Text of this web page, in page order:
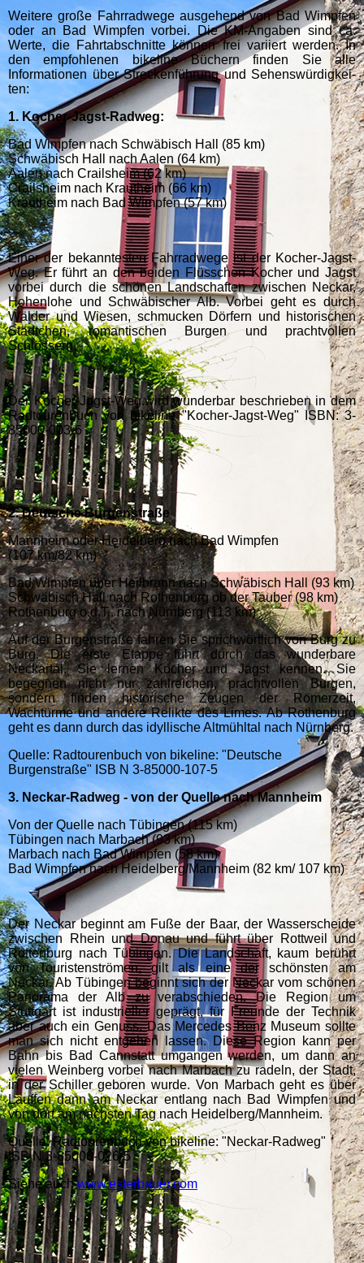
Weitere große Fahrradwege ausgehend von Bad Wimpfen
oder an Bad Wimpfen vorbei. Die KM-Angaben sind ca.
Werte, die Fahrtabschnitte können frei va­ri­iert werden. In
den empfohlenen bikeline Büchern finden Sie alle
Informationen über Streck­en­führ­ung und Sehens­würd­ig­kei­
ten:
1. Kocher-Jagst-Radweg:
Bad Wimpfen nach Schwäbisch Hall (85 km)
Schwäbisch Hall nach Aalen (64 km)
Aalen nach Crailsheim (62 km)
Crailsheim nach Krautheim (66 km)
Krautheim nach Bad Wimpfen (57 km)
Einer der bekanntesten Fahrradwege ist der Kocher-Jagst-
Weg. Er führt an den beiden Flüsschen Kocher und Jagst
vorbei durch die schönen Landschaften zwischen Neckar,
Hohenlohe und Schwäbischer Alb. Vorbei geht es durch
Wälder und Wiesen, schmucken Dörfern und historischen
Städtchen, romantischen Burgen und prachtvollen
Schlössern.
Der Kocher-Jagst-Weg.wird wunderbar beschrieben in dem
Radtourenbuch von bikeline "Kocher-Jagst-Weg" ISBN: 3-
85000-003-6
2. Deutsche Burgenstraße
Mannheim oder Heidelberg nach Bad Wimp­fen
(107 km/82 km)
Bad Wimpfen über Heilbronn nach Schwä­­bisch Hall (93 km)
Schwä­­bisch Hall nach Rothenburg ob der Tauber (98 km)
Roth­en­burg o.d.T.. nach Nürnberg (113 km)
Auf der Burgenstraße fahren Sie sprichwörtlich von Burg zu
Burg. Die erste Etappe führt durch das wunderbare
Neckartal. Sie lernen Kocher und Jagst kennen. Sie
begegnen nicht nur zahlreichen, prachtvollen Burgen,
sondern finden historische Zeugen der Römerzeit,
Wachtürme und andere Relikte des Limes. Ab Rothenburg
geht es dann durch das idyllische Altmühltal nach Nürnberg.
Quelle: Radtourenbuch von bikeline: "Deutsche
Burgenstraße" ISB N 3-85000-107-5
3. Neckar-Radweg - von der Quelle nach Mannheim
Von der Quelle nach Tübingen (115 km)
Tübingen nach Marbach (93 km)
Marbach nach Bad Wimpfen (58 km)
Bad Wimpfen nach Heidelberg/Mannheim (82 km/ 107 km)
Der Neckar beginnt am Fuße der Baar, der Wasserscheide
zwischen Rhein und Donau und führt über Rottweil und
Rottenburg nach Tübingen. Die Landschaft, kaum berührt
von Touristenströmen, gilt als eine der schönsten am
Neckar. Ab Tübingen beginnt sich der Neckar vom schönen
Panorama der Alb zu verabschieden. Die Region um
Stuttgart ist industrieller geprägt, für Freunde der Technik
aber auch ein Genuss. Das Mercedes Benz Museum sollte
man sich nicht entgehen lassen. Diese Region kann per
Bahn bis Bad Cannstatt umgangen werden, um dann an
vielen Weinberg vorbei nach Marbach zu radeln, der Stadt,
in der Schiller geboren wurde. Von Marbach geht es über
Lauffen dann am Neckar entlang nach Bad Wimpfen und
von dort am nächsten Tag nach Heidelberg/Mannheim.
Quelle: Radtourenbuch von bikeline: "Neckar-Radweg"
ISB N 3-85000-026-5
Siehe auchwww.esterbauer.com